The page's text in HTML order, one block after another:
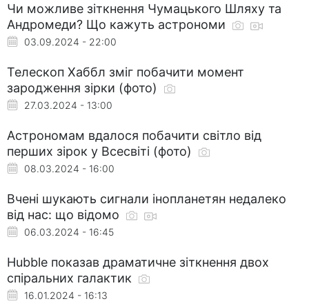
Чи можливе зіткнення Чумацького Шляху та
Андромеди? Що кажуть астрономи
03.09.2024 - 22:00
Телескоп Хаббл зміг побачити момент
зародження зірки (фото)
27.03.2024 - 13:00
Астрономам вдалося побачити світло від
перших зірок у Всесвіті (фото)
08.03.2024 - 16:00
Вчені шукають сигнали інопланетян недалеко
від нас: що відомо
06.03.2024 - 16:45
Hubble показав драматичне зіткнення двох
спіральних галактик
16.01.2024 - 16:13